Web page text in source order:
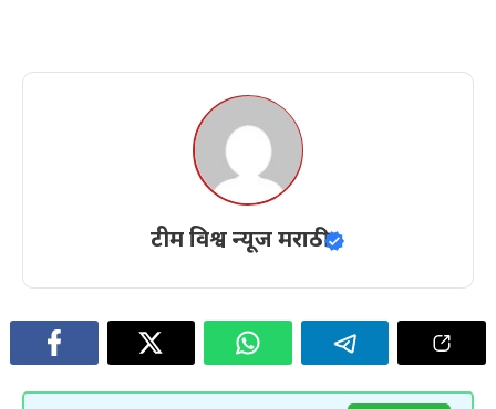
टीम विश्व न्यूज मराठी